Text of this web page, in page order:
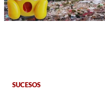
SUCESOS